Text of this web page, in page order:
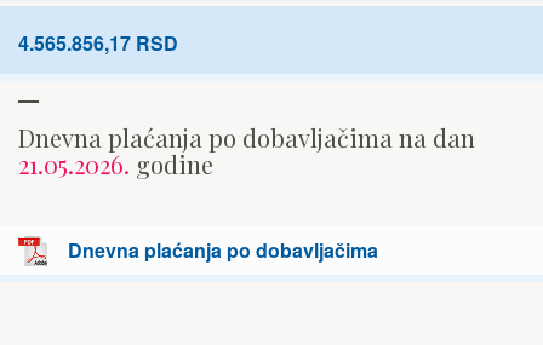
4.565.856,17 RSD
Dnevna plaćanja po dobavljačima na dan
21.05.2026. godine
Dnevna plaćanja po dobavljačima